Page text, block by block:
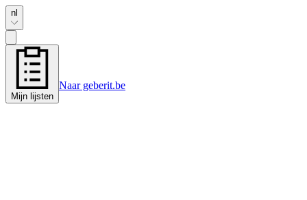
nl
Mijn lijsten
Naar geberit.be